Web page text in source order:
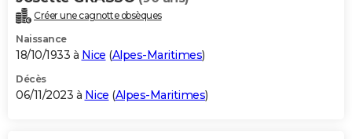
Créer une cagnotte obsèques
Naissance
18/10/1933 à Nice (Alpes-Maritimes)
Décès
06/11/2023 à Nice (Alpes-Maritimes)